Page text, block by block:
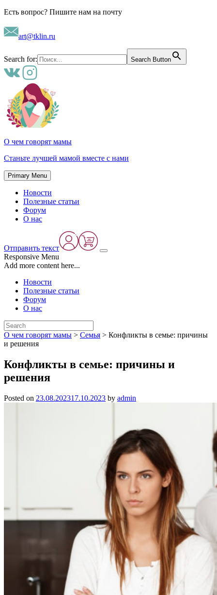
Skip
content
Есть вопрос? Пишите нам на почту
art@tklin.ru
Search for: Search Button
О чем говорят мамы
Станьте лучшей мамой вместе с нами
Primary Menu
Новости
Полезные статьи
Форум
О нас
Отправить текст
Responsive Menu
Add more content here...
Новости
Полезные статьи
Форум
О нас
О чем говорят мамы > Семья > Конфликты в семье: причины
и решения
Конфликты в семье: причины и
решения
Posted on 23.08.202317.10.2023 by admin